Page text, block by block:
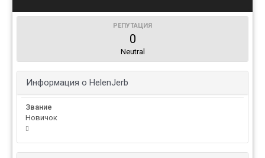
РЕПУТАЦИЯ
0
Neutral
Информация о HelenJerb
Звание
Новичок